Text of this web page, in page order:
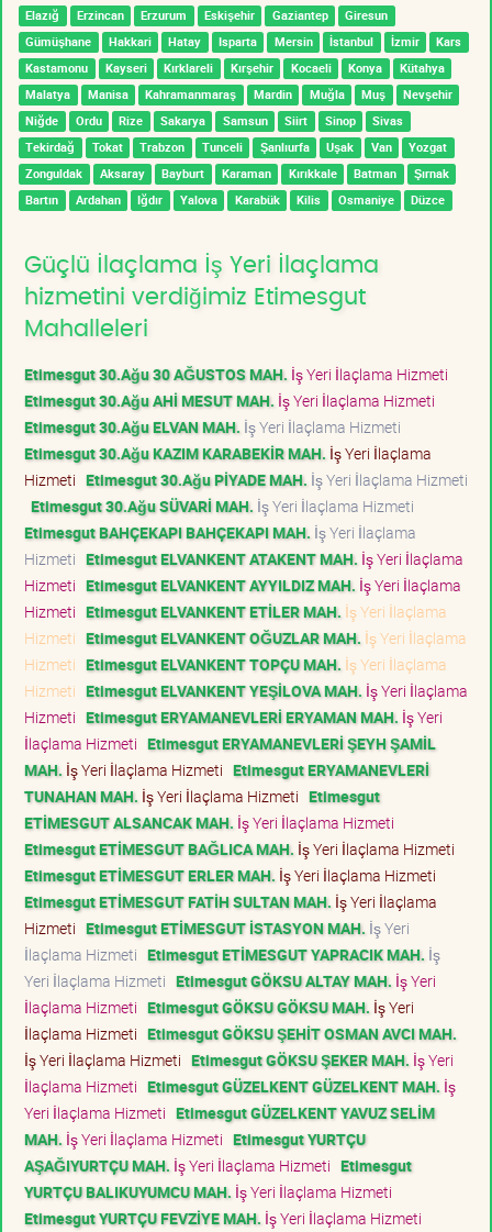
Elazığ Erzincan Erzurum Eskişehir Gaziantep
Giresun
Gümüşhane
Hakkari Hatay Isparta Mersin İstanbul İzmir
Kars
Kastamonu
Kayseri Kırklareli Kırşehir Kocaeli Konya
Kütahya
Malatya
Manisa Kahramanmaraş Mardin Muğla Muş
Nevşehir
Niğde
Ordu Rize Sakarya Samsun Siirt Sinop
Sivas
Tekirdağ
Tokat Trabzon Tunceli Şanlıurfa Uşak Van
Yozgat
Zonguldak
Aksaray Bayburt Karaman Kırıkkale Batman
Şırnak
Bartın
Ardahan Iğdır Yalova Karabük Kilis Osmaniye Düzce
Güçlü İlaçlama İş Yeri İlaçlama
hizmetini verdiğimiz Etimesgut
Mahalleleri
Etimesgut 30.Ağu 30 AĞUSTOS MAH. İş Yeri İlaçlama Hizmeti
Etimesgut 30.Ağu AHİ MESUT MAH. İş Yeri İlaçlama Hizmeti
Etimesgut 30.Ağu ELVAN MAH. İş Yeri İlaçlama Hizmeti
Etimesgut 30.Ağu KAZIM KARABEKİR MAH. İş Yeri İlaçlama
Hizmeti Etimesgut 30.Ağu PİYADE MAH. İş Yeri İlaçlama Hizmeti
Etimesgut 30.Ağu SÜVARİ MAH. İş Yeri İlaçlama Hizmeti
Etimesgut BAHÇEKAPI BAHÇEKAPI MAH. İş Yeri İlaçlama
Hizmeti Etimesgut ELVANKENT ATAKENT MAH. İş Yeri İlaçlama
Hizmeti Etimesgut ELVANKENT AYYILDIZ MAH. İş Yeri İlaçlama
Hizmeti Etimesgut ELVANKENT ETİLER MAH. İş Yeri İlaçlama
Hizmeti Etimesgut ELVANKENT OĞUZLAR MAH. İş Yeri İlaçlama
Hizmeti Etimesgut ELVANKENT TOPÇU MAH. İş Yeri İlaçlama
Hizmeti Etimesgut ELVANKENT YEŞİLOVA MAH. İş Yeri İlaçlama
Hizmeti Etimesgut ERYAMANEVLERİ ERYAMAN MAH. İş Yeri
İlaçlama Hizmeti Etimesgut ERYAMANEVLERİ ŞEYH ŞAMİL
MAH. İş Yeri İlaçlama Hizmeti Etimesgut ERYAMANEVLERİ
TUNAHAN MAH. İş Yeri İlaçlama Hizmeti Etimesgut
ETİMESGUT ALSANCAK MAH. İş Yeri İlaçlama Hizmeti
Etimesgut ETİMESGUT BAĞLICA MAH. İş Yeri İlaçlama Hizmeti
Etimesgut ETİMESGUT ERLER MAH. İş Yeri İlaçlama Hizmeti
Etimesgut ETİMESGUT FATİH SULTAN MAH. İş Yeri İlaçlama
Hizmeti Etimesgut ETİMESGUT İSTASYON MAH. İş Yeri
İlaçlama Hizmeti Etimesgut ETİMESGUT YAPRACIK MAH. İş
Yeri İlaçlama Hizmeti Etimesgut GÖKSU ALTAY MAH. İş Yeri
İlaçlama Hizmeti Etimesgut GÖKSU GÖKSU MAH. İş Yeri
İlaçlama Hizmeti Etimesgut GÖKSU ŞEHİT OSMAN AVCI MAH.
İş Yeri İlaçlama Hizmeti Etimesgut GÖKSU ŞEKER MAH. İş Yeri
İlaçlama Hizmeti Etimesgut GÜZELKENT GÜZELKENT MAH. İş
Yeri İlaçlama Hizmeti Etimesgut GÜZELKENT YAVUZ SELİM
MAH. İş Yeri İlaçlama Hizmeti Etimesgut YURTÇU
AŞAĞIYURTÇU MAH. İş Yeri İlaçlama Hizmeti Etimesgut
YURTÇU BALIKUYUMCU MAH. İş Yeri İlaçlama Hizmeti
Etimesgut YURTÇU FEVZİYE MAH. İş Yeri İlaçlama Hizmeti